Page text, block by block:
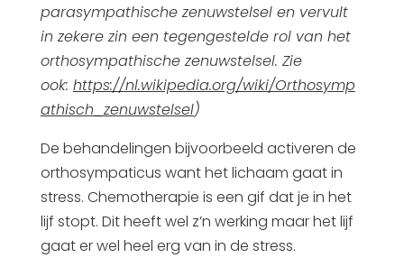
parasympathische zenuwstelsel en vervult
in zekere zin een tegengestelde rol van het
orthosympathische zenuwstelsel. Zie
ook: https://nl.wikipedia.org/wiki/Orthosymp
athisch_zenuwstelsel)
De behandelingen bijvoorbeeld activeren de
orthosympaticus want het lichaam gaat in
stress. Chemotherapie is een gif dat je in het
lijf stopt. Dit heeft wel z’n werking maar het lijf
gaat er wel heel erg van in de stress.